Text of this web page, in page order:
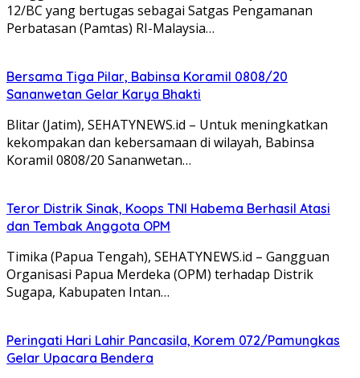
12/BC yang bertugas sebagai Satgas Pengamanan
Perbatasan (Pamtas) RI-Malaysia…
Bersama Tiga Pilar, Babinsa Koramil 0808/20
Sananwetan Gelar Karya Bhakti
Blitar (Jatim), SEHATYNEWS.id – Untuk meningkatkan
kekompakan dan kebersamaan di wilayah, Babinsa
Koramil 0808/20 Sananwetan…
Teror Distrik Sinak, Koops TNI Habema Berhasil Atasi
dan Tembak Anggota OPM
Timika (Papua Tengah), SEHATYNEWS.id – Gangguan
Organisasi Papua Merdeka (OPM) terhadap Distrik
Sugapa, Kabupaten Intan…
Peringati Hari Lahir Pancasila, Korem 072/Pamungkas
Gelar Upacara Bendera